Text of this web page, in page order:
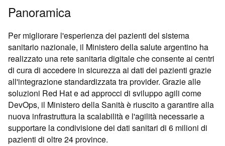
Panoramica
Per migliorare l'esperienza dei pazienti del sistema
sanitario nazionale, il Ministero della salute argentino ha
realizzato una rete sanitaria digitale che consente ai centri
di cura di accedere in sicurezza ai dati dei pazienti grazie
all'integrazione standardizzata tra provider. Grazie alle
soluzioni Red Hat e ad approcci di sviluppo agili come
DevOps, il Ministero della Sanità è riuscito a garantire alla
nuova infrastruttura la scalabilità e l'agilità necessarie a
supportare la condivisione dei dati sanitari di 6 milioni di
pazienti di oltre 24 province.